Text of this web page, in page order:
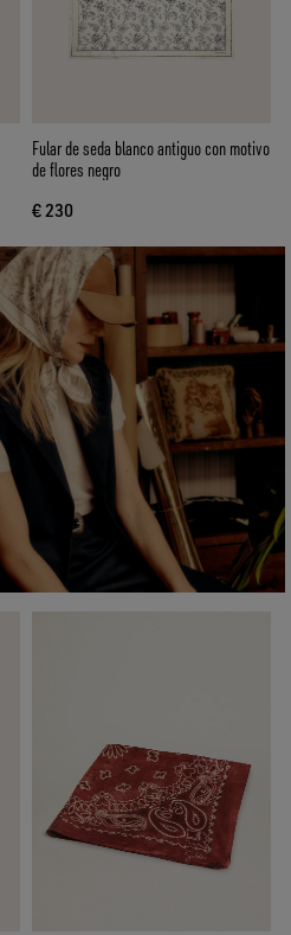
Fular de seda blanco antiguo con motivo
de flores negro
€ 230